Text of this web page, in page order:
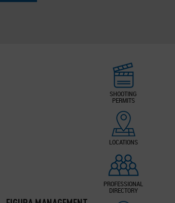
SHOOTING
PERMITS
LOCATIONS
PROFESSIONAL
DIRECTORY